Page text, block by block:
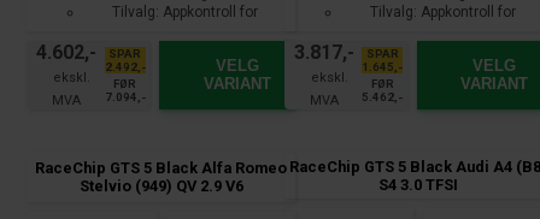
Tilvalg: Appkontroll for
4.602,-
SPAR
2.492,-
FØR
7.094,-
VELG
VARIANT
Tilvalg: Appkontroll for
3.817,-
SPAR
1.645,-
FØR
5.462,-
VELG
VARIANT
RaceChip GTS 5 Black Alfa Romeo
Stelvio (949) QV 2.9 V6
RaceChip GTS 5 Black Audi A4
S4 3.0 TFSI